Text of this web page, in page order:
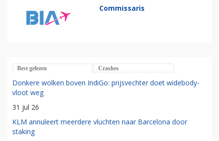
Commissaris
Best gelezen Crashes
Donkere wolken boven IndiGo: prijsvechter doet widebody-
vloot weg
31 jul 26
KLM annuleert meerdere vluchten naar Barcelona door
staking